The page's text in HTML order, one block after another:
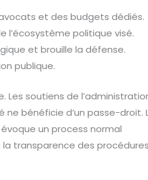
et des budgets dédiés.
l’écosystème politique visé.
et brouille la défense.
publique.
Les soutiens de
ne bénéficie d’un passe-droit.
évoque un process normal
la transparence des